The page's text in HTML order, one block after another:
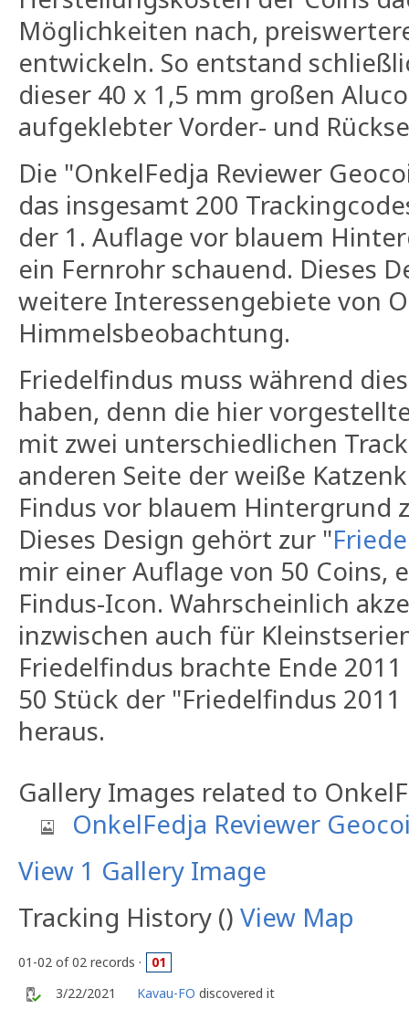
Möglichkeiten nach,
entwickeln. So entstand
dieser 40 x 1,5 mm großen
aufgeklebter Vorder- und
Die "OnkelFedja Reviewer
das insgesamt 200
der 1. Auflage vor blauem
ein Fernrohr schauend. Dieses
weitere Interessengebiete von
Himmelsbeobachtung.
Friedelfindus muss während
haben, denn die hier
mit zwei unterschiedlichen
anderen Seite der weiße
Findus vor blauem Hintergrund
Dieses Design gehört zur "
mir einer Auflage von 50 Coins,
Findus-Icon. Wahrscheinlich
inzwischen auch für
Friedelfindus brachte Ende
50 Stück der "Friedelfindus
heraus.
Gallery Images related to
OnkelFedja Reviewer
View 1 Gallery Image
Tracking History () View Map
01-02 of 02 records ·
01
3/22/2021
Kavau-FO discovered it